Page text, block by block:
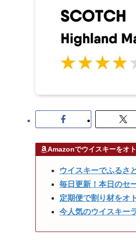
Amazonでウイスキーをオ
ウイスキーでふるさ
毎日更新！本日のセ
定期便で割り材をオ
今人気のウイスキー